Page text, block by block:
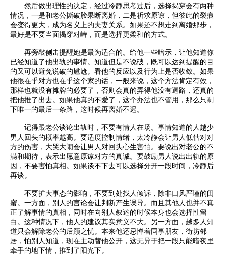
然后做出理性的决定，经过冷静思考过后，选择揭穿会有两种
情况，一是和老公撕破脸果断离婚，二是祈求原谅，但彼此的裂痕
会变得更大，成为名义上的夫妻关系。如果还不想走到离婚那步，
最好是不要当面揭穿对峙，而是选择更柔和的方式。
再旁敲侧击提醒她是最为适合的。给他一些暗示，让他知道你
已经知道了他出轨的事情。知道但是不说破，既可以达到提醒的目
的又可以避免说破的尴尬。看他的反应以及行为上是否收敛。如果
他很在乎对方也在乎这个家的话，一般来说，这个方法肯定有效，
那样也就没有摊牌的必要了，否则会真的弄得他没有退路，还真的
把他推了出去。如果他真的不爱了，这个办法也不管用，那么只剩
下唯一的最后一条路，这时候再离婚不迟。
记得跟老公谈论出轨时，不要有情人在场。事情知道的人越少
男人回头的概率越高。要适度控制情绪，太冷静会让男人低估对对
方的伤害，大哭大闹会让男人对回头心生害怕。要说出对老公的不
满和期待，表示出愿意原谅对方的真诚。要鼓励男人说出出轨的原
因，不要害怕真相。如果谈不下去可以选择分开一段时间，冷静后
再谈。
不要扩大事态的影响，不要到处找人倾诉，除非口风严谨的闺
蜜。一方面，别人的言论会让判断产生误导。而且其他人也并不真
正了解事情的真相，同时在向别人叙述的时候本身也会选择性留
白。这种情况下，他人的建议其实意义不大。另一方面，越多人知
道只会解除老公的后顾之忧。本来他还忌惮着同事朋友，街坊邻
居，怕别人知道，现在主动替他公开，这无异于把一段只能暗夜里
牵手的地下情，推到了阳光下。